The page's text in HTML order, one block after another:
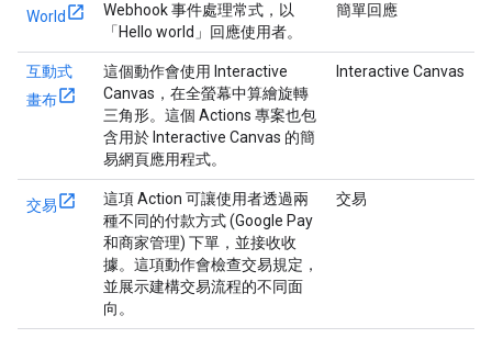
World
Webhook 事件處理常式，以
「Hello world」回應使用者。
簡單回應
互動式
畫布
這個動作會使用 Interactive
Canvas，在全螢幕中算繪旋轉
三角形。這個 Actions 專案也包
含用於 Interactive Canvas 的簡
易網頁應用程式。
Interactive Canvas
交易
這項 Action 可讓使用者透過兩
種不同的付款方式 (Google Pay
和商家管理) 下單，並接收收
據。這項動作會檢查交易規定，
並展示建構交易流程的不同面
向。
交易